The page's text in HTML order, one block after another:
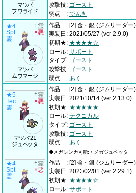
マツバ
フワライド
攻撃技: ゴースト
弱点
: でんき
★4
Spt
霊
マツバ
ムウマージ
†霊
×悪
作品 : [2] 金・銀 (ジムリーダー)
実装日 : 2021/05/27 (ver 2.9.0)
初期★: ★★★★☆
ロール: サポート
タイプ: ゴースト
攻撃技: ゴースト
弱点
: あく
★5
Tec
霊
マツバ'21
ジュペッタ
†霊
×悪
作品 : [2] 金・銀 (ジムリーダー)
実装日 : 2021/10/14 (ver 2.13.0)
初期★: ★★★★★
ロール: テクニカル
タイプ: ゴースト
攻撃技: ゴースト
弱点
: あく
◆メガシンカ可能: › メガジュペッタ
★4
Spt
霊
†霊
×悪
作品 : [2] 金・銀 (ジムリーダー)
実装日 : 2023/02/01 (ver 2.29.1)
初期★: ★★★★☆
ロール: サポート